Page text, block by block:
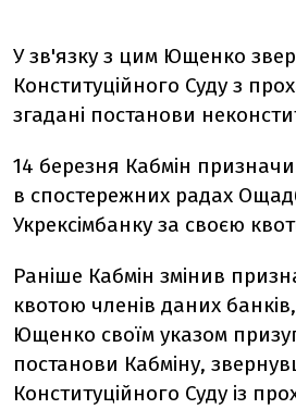
У зв'язку з цим Ющенко
Конституційного Суду з
згадані постанови
14 березня Кабмін
в спостережних радах
Укрексімбанку за своєю
Раніше Кабмін змінив
квотою членів даних
Ющенко своїм указом
постанови Кабміну,
Конституційного Суду із